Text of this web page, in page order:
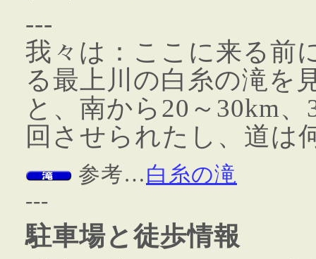
---
我々は：ここに来る前
る最上川の白糸の滝を
と、南から20～30km
回させられたし、道は
参考…白糸の滝
---
駐車場と徒歩情報